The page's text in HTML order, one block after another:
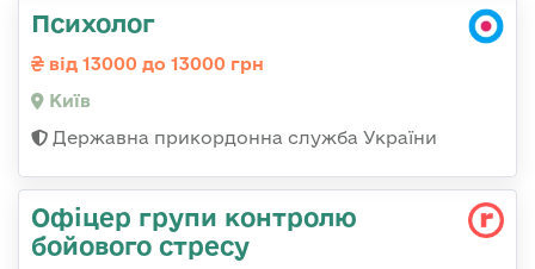
Психолог
від 13000 до 13000 грн
Київ
Державна прикордонна служба України
Офіцер групи контролю
бойового стресу